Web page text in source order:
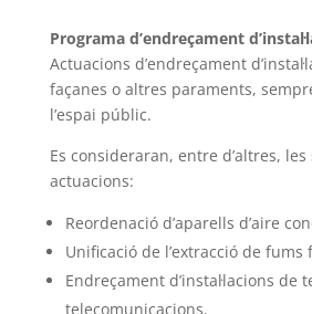
Programa d’endreçament
Actuacions d’endreçament
façanes o altres paraments,
l’espai públic.
Es consideraran, entre d’altres, les
actuacions:
Reordenació d’aparells d’aire
Unificació de l’extracció de fums
Endreçament d’instal·lacions de
telecomunicacions.